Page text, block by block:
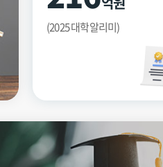
(2025 대학알리미)